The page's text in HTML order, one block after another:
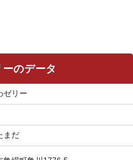
のデータ
ゼリー
まだ